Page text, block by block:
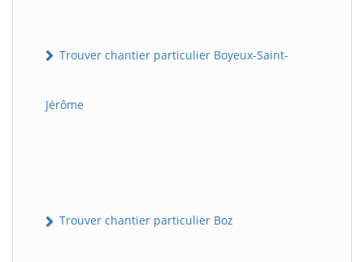
Trouver chantier particulier Boyeux-Saint-
Jérôme
Trouver chantier particulier Boz